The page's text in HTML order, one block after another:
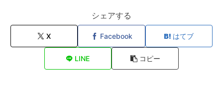
シェアする
X Facebook はてブ
LINE コピー